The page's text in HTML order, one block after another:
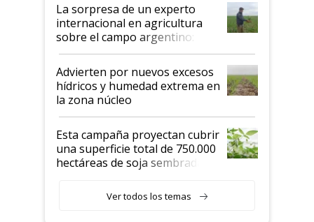
La sorpresa de un experto
internacional en agricultura
sobre el campo argentino:
"Estoy muy impresionado"
Advierten por nuevos excesos
hídricos y humedad extrema en
la zona núcleo
Esta campaña proyectan cubrir
una superficie total de 750.000
hectáreas de soja sembradas
variedades que marcan un
salto tecnológico en genética y
Ver todos los temas